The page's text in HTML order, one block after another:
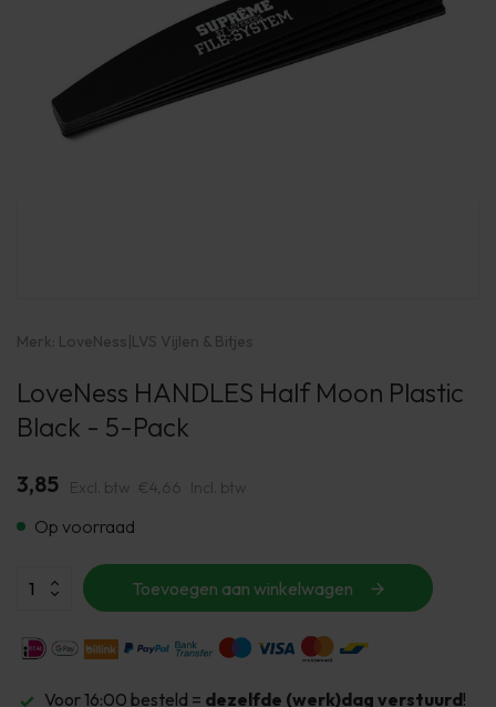
Merk: LoveNess|LVS Vijlen & Bitjes
LoveNess HANDLES Half Moon Plastic
Black - 5-Pack
3,85 Excl. btw €4,66 Incl. btw
Op voorraad
Toevoegen aan winkelwagen
Voor 16:00 besteld = dezelfde (werk)dag verstuurd!